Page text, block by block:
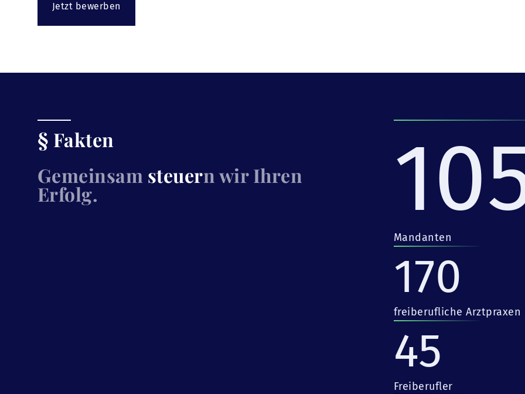
Jetzt bewerben
§ Fakten
Gemeinsam steuern wir Ihren
Erfolg.
Mandanten
170
freiberufliche Arztpraxen
45
Freiberufler